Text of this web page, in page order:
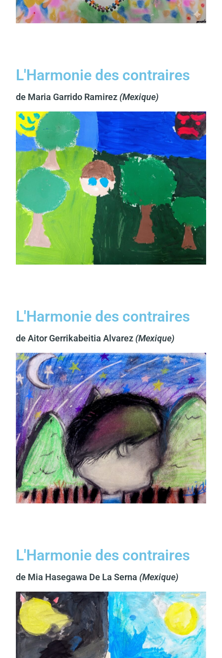
L'Harmonie des contraires
de Maria Garrido Ramirez (Mexique)
L'Harmonie des contraires
de Aitor Gerrikabeitia Alvarez (Mexique)
L'Harmonie des contraires
de Mia Hasegawa De La Serna (Mexique)